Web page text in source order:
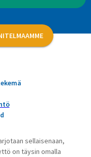
sellaisenaan,
on täysin omalla